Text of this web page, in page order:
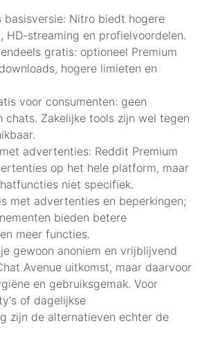
basisversie: Nitro biedt hogere
HD-streaming en profielvoordelen.
gratis: optioneel Premium
hogere limieten en
voor consumenten: geen
chats. Zakelijke tools zijn wel tegen
advertenties: Reddit Premium
op het hele platform, maar
niet specifiek.
met advertenties en beperkingen;
bieden betere
meer functies.
gewoon anoniem en vrijblijvend
Avenue uitkomst, maar daarvoor
en gebruiksgemak. Voor
of dagelijkse
zijn de alternatieven echter de